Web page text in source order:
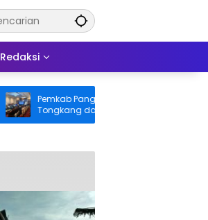
Redaksi
Pemkab Pangandaran Desak Bangkai
Tongkang dan Ceceran Batu Bara
Segera Diangkat, Soroti Buruknya